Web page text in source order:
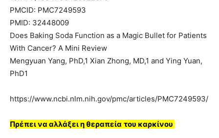
PMCID: PMC7249593
PMID: 32448009
Does Baking Soda Function as a Magic Bullet for Patients
With Cancer? A Mini Review
Mengyuan Yang, PhD,1 Xian Zhong, MD,1 and Ying Yuan,
PhD1
https://www.ncbi.nlm.nih.gov/pmc/articles/PMC7249593/
Πρέπει να αλλάξει η θεραπεία του καρκίνου